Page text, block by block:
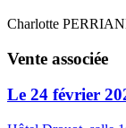
Charlotte
Vente associée
Le 24 février